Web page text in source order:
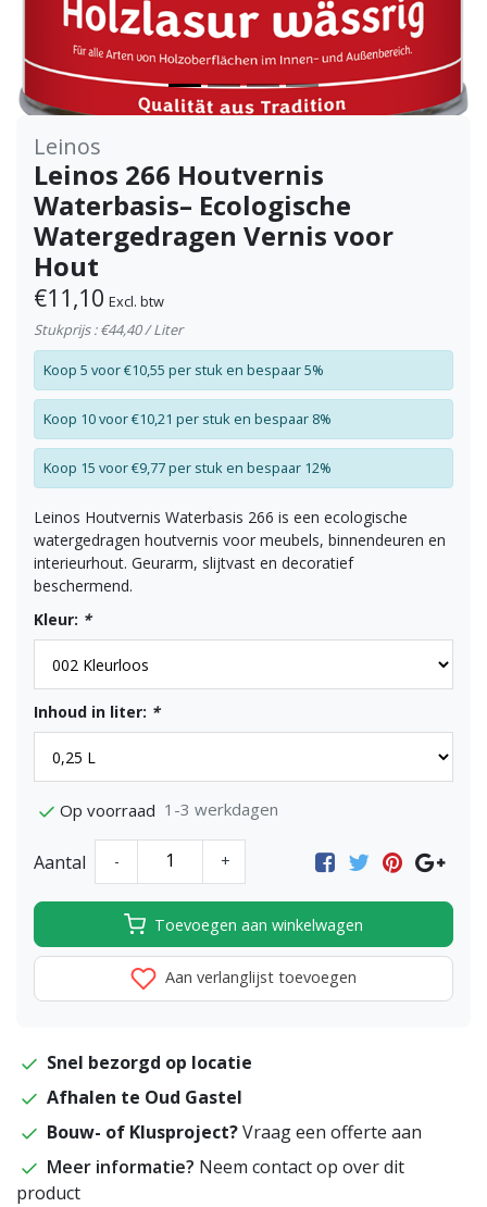
Leinos
Leinos 266 Houtvernis
Waterbasis– Ecologische
Watergedragen Vernis voor
Hout
€11,10 Excl. btw
Stukprijs : €44,40 / Liter
Koop 5 voor €10,55 per stuk en bespaar 5%
Koop 10 voor €10,21 per stuk en bespaar 8%
Koop 15 voor €9,77 per stuk en bespaar 12%
Leinos Houtvernis Waterbasis 266 is een ecologische
watergedragen houtvernis voor meubels, binnendeuren en
interieurhout. Geurarm, slijtvast en decoratief
beschermend.
Kleur: *
Inhoud in liter: *
Op voorraad 1-3 werkdagen
Aantal - +
Toevoegen aan winkelwagen
Aan verlanglijst toevoegen
Snel bezorgd op locatie
Afhalen te Oud Gastel
Bouw- of Klusproject?Vraag een offerte aan
Meer informatie? Neem contact op over dit
product